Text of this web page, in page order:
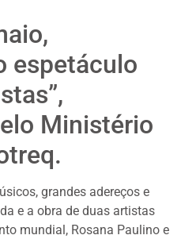
espetáculo
Ministério
grandes adereços e
e a obra de duas artistas
mundial, Rosana Paulino e